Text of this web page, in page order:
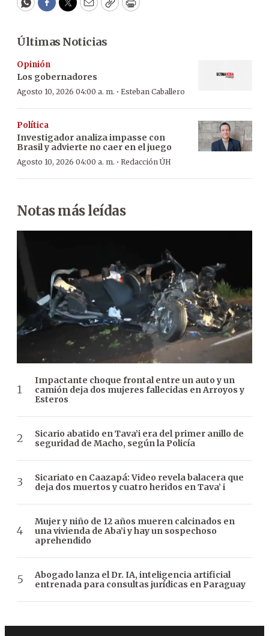
WhatsApp
Facebook
Twitter
EmailCopyPrint
Últimas Noticias
Opinión
Los gobernadores
Agosto 10, 2026 04:00 a. m. · Esteban Caballero
Política
Investigador analiza impasse con
Brasil y advierte no caer en el juego
Agosto 10, 2026 04:00 a. m. · Redacción ÚH
Notas más leídas
Impactante choque frontal entre un auto y un
camión deja dos mujeres fallecidas en Arroyos y
Esteros
Sicario abatido en Tava’i era del primer anillo de
seguridad de Macho, según la Policía
Sicariato en Caazapá: Video revela balacera que
deja dos muertos y cuatro heridos en Tava’ i
Mujer y niño de 12 años mueren calcinados en
una vivienda de Aba’i y hay un sospechoso
aprehendido
Abogado lanza el Dr. IA, inteligencia artificial
entrenada para consultas jurídicas en Paraguay